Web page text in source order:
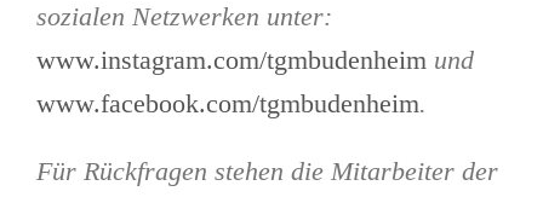
sozialen Netzwerken unter:
www.instagram.com/tgmbudenheimund
www.facebook.com/tgmbudenheim.
Für Rückfragen stehen die Mitarbeiter der